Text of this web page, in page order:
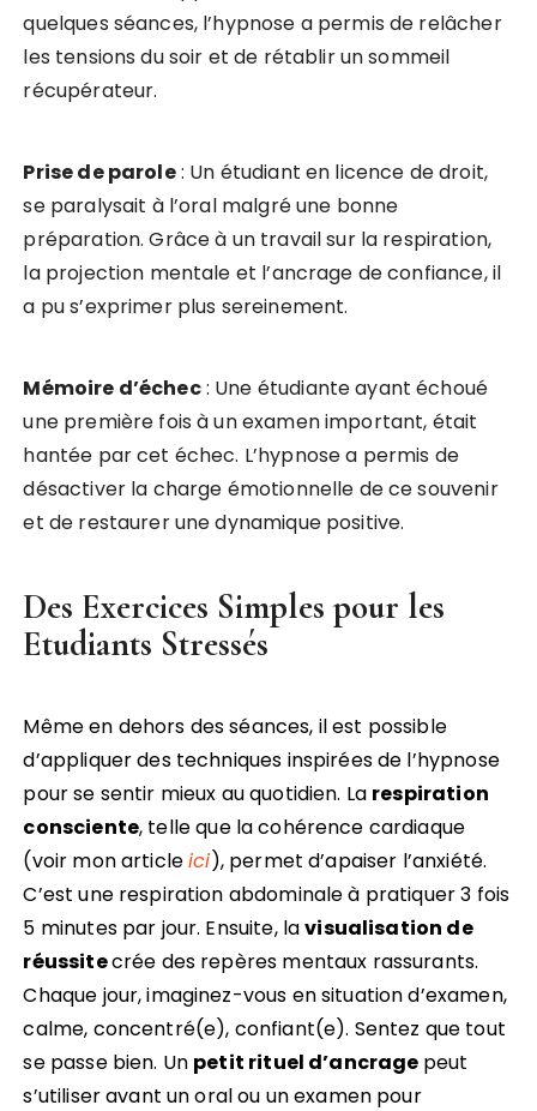
quelques séances, l’hypnose a permis de relâcher
les tensions du soir et de rétablir un sommeil
récupérateur.
Prise de parole: Un étudiant en licence de droit,
se paralysait à l’oral malgré une bonne
préparation. Grâce à un travail sur la respiration,
la projection mentale et l’ancrage de confiance, il
a pu s’exprimer plus sereinement.
Mémoire d’échec: Une étudiante ayant échoué
une première fois à un examen important, était
hantée par cet échec. L’hypnose a permis de
désactiver la charge émotionnelle de ce souvenir
et de restaurer une dynamique positive.
Des Exercices Simples pour les
Etudiants Stressés
Même en dehors des séances, il est possible
d’appliquer des techniques inspirées de l’hypnose
pour se sentir mieux au quotidien. La respiration
consciente, telle que la cohérence cardiaque
(voir mon articleici), permet d’apaiser l’anxiété.
C’est une respiration abdominale à pratiquer 3 fois
5 minutes par jour. Ensuite, lavisualisation de
réussitecrée des repères mentaux rassurants.
Chaque jour, imaginez-vous en situation d’examen,
calme, concentré(e), confiant(e). Sentez que tout
se passe bien. Un petit rituel d’ancrage peut
s’utiliser avant un oral ou un examen pour